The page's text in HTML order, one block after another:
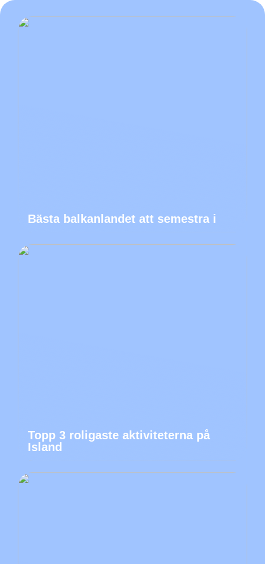
Bästa balkanlandet att semestra i
Topp 3 roligaste aktiviteterna på
Island